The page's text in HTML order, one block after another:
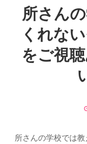
所さん
くれな
をご視
所さんの学校では